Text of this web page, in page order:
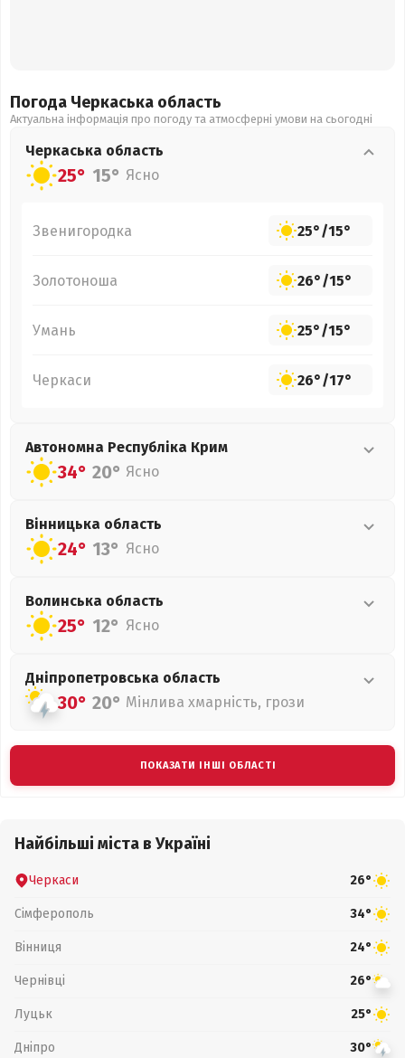
Погода Черкаська область
Актуальна інформація про погоду та атмосферні умови на сьогодні
Черкаська область
25° 15° Ясно
Звенигородка 25°/15°
Золотоноша 26°/15°
Умань 25°/15°
Черкаси 26°/17°
Автономна Республіка Крим
34° 20° Ясно
Вінницька область
24° 13° Ясно
Волинська область
25° 12° Ясно
Дніпропетровська область
30° 20° Мінлива хмарність, грози
ПОКАЗАТИ ІНШІ ОБЛАСТІ
Найбільші міста в Україні
Черкаси 26°
Сімферополь 34°
Вінниця 24°
Чернівці 26°
Луцьк 25°
Дніпро 30°